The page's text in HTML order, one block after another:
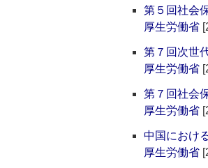
第５回社会
厚生労働省
第７回次世
厚生労働省
第７回社会
厚生労働省
中国におけ
厚生労働省